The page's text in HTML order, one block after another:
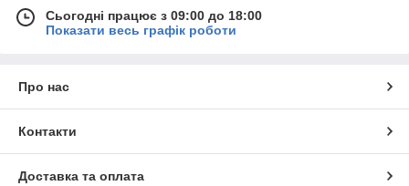
Сьогодні працює з 09:00 до 18:00
Показати весь графік роботи
Про нас
Контакти
Доставка та оплата